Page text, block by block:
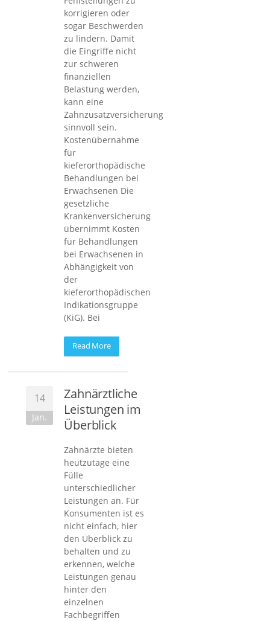
korrigieren oder
sogar Beschwerden
zu lindern. Damit
die Eingriffe nicht
zur schweren
finanziellen
Belastung werden,
kann eine
Zahnzusatzversicherung
sinnvoll sein.
Kostenübernahme
für
kieferorthopädische
Behandlungen bei
Erwachsenen Die
gesetzliche
Krankenversicherung
übernimmt Kosten
für Behandlungen
bei Erwachsenen in
Abhängigkeit von
der
kieferorthopädischen
Indikationsgruppe
(KiG). Bei
Read More
14
Jan.
Zahnärztliche
Leistungen im
Überblick
Zahnärzte bieten
heutzutage eine
Fülle
unterschiedlicher
Leistungen an. Für
Konsumenten ist es
nicht einfach, hier
den Überblick zu
behalten und zu
erkennen, welche
Leistungen genau
hinter den
einzelnen
Fachbegriffen